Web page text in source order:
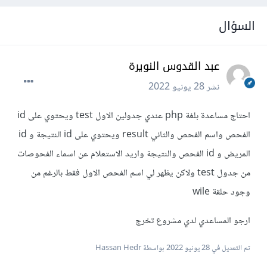
السؤال
عبد القدوس النويرة
نشر28 يونيو 2022
احتاج مساعدة بلغة php عندي جدولين الاول test ويحتوي على id
الفحص واسم الفحص والثاني result ويحتوي على id النتيجة و id
المريض و id الفحص والنتيجة واريد الاستعلام عن اسماء الفحوصات
من جدول test ولاكن يظهر لي اسم الفحص الاول فقط بالرغم من
وجود حلقة wile
ارجو المساعدي لدي مشروع تخرج
تم التعديل في28 يونيو 2022
بواسطة Hassan Hedr